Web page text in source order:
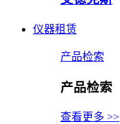
仪器租赁
产品检索
产品检索
查看更多 >>